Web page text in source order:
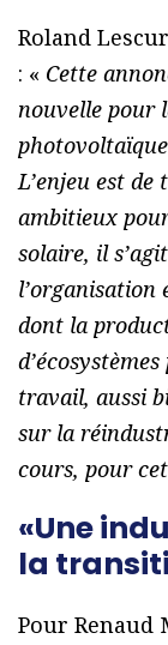
Roland
: « Cette
nouvelle pour
L’enjeu est
ambitieux
solaire, il
l’organisation
dont la
travail, aussi
sur la
cours, pour
«Une
la
Pour Renaud